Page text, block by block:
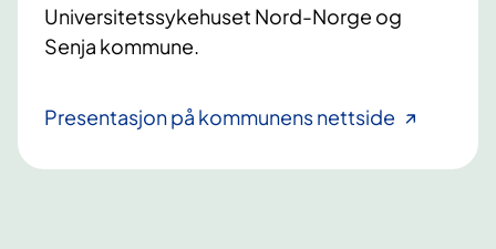
Universitetssykehuset Nord-Norge og
Senja kommune.
Presentasjon på kommunens nettside